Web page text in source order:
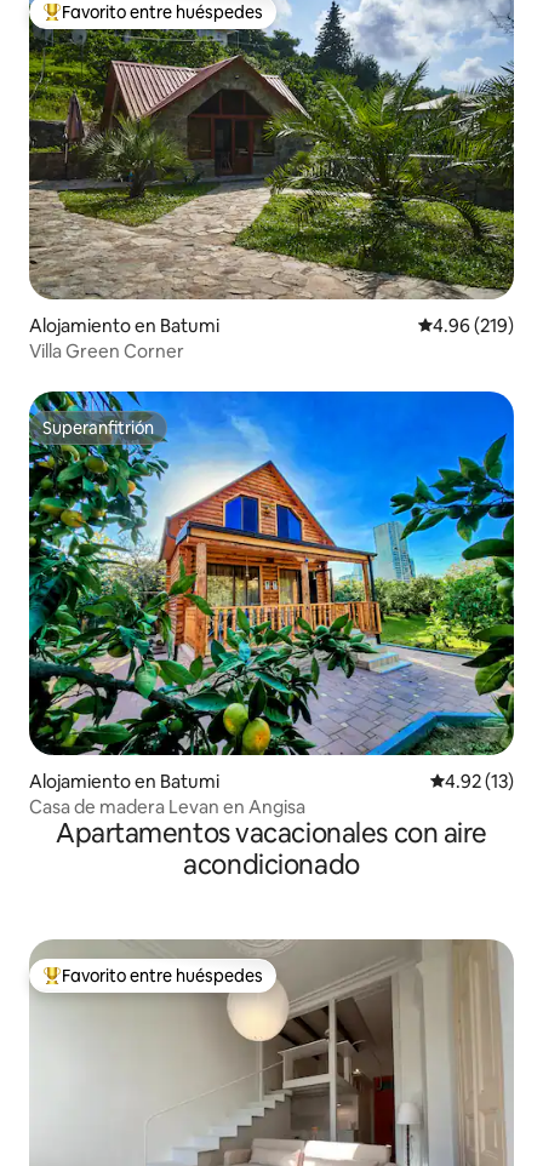
Favorito entre huéspedes preferido
Favorito entre huéspedes
Alojamiento en Batumi Calificación
4.96 (219)
Villa Green Corner
Superanfitrión
Superanfitrión
Alojamiento en Batumi Calificación
4.92 (13)
Casa de madera Levan en Angisa
Apartamentos vacacionales con aire
acondicionado
Favorito entre huéspedes preferido
Favorito entre huéspedes